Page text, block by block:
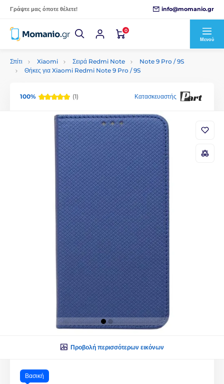
Γράψτε μας όποτε θέλετε! info@momanio.gr
0
Μενού
Σπίτι Xiaomi Σειρά Redmi Note
Note 9 Pro / 9S
Θήκες για Xiaomi Redmi Note 9 Pro / 9S
100% (1) Κατασκευαστής
Προβολή περισσότερων εικόνων
Βασική